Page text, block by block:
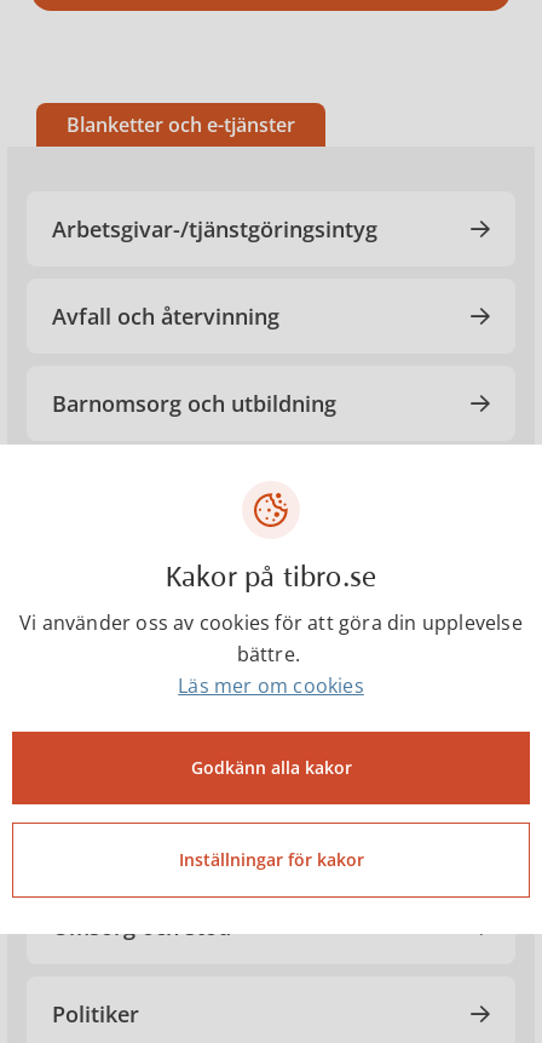
Blanketter och e-tjänster
Arbetsgivar-/tjänstgöringsintyg
Avfall och återvinning
Barnomsorg och utbildning
Omsorg och stöd
Politiker
Kakor på tibro.se
Vi använder oss av cookies för att göra din upplevelse
bättre.
Läs mer om cookies
Godkänn alla kakor
Inställningar för kakor